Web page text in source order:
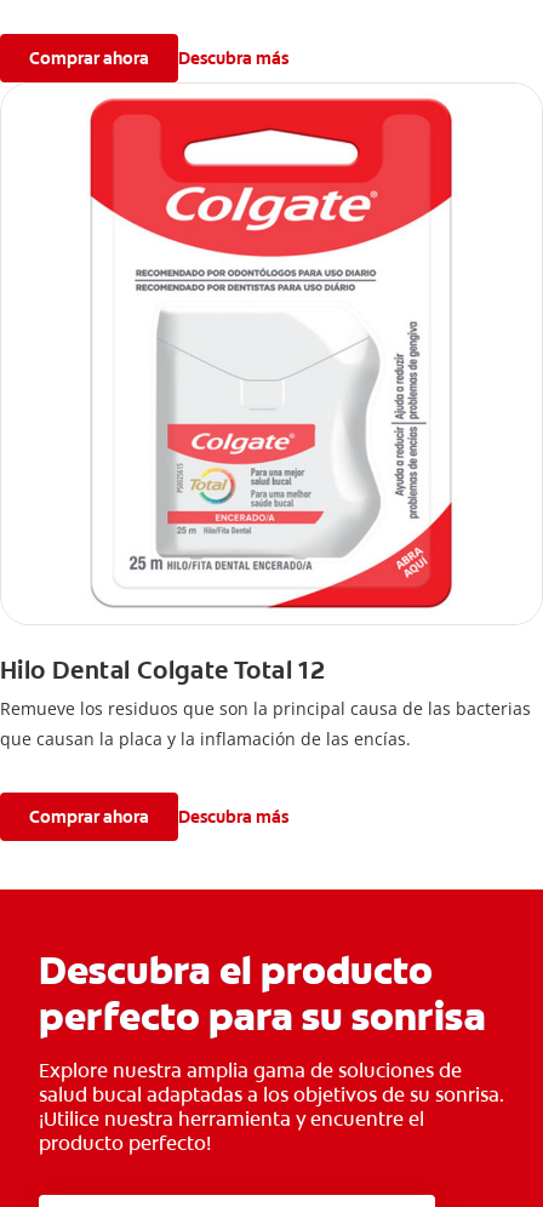
Comprar ahora Descubra más
Hilo Dental Colgate Total 12
Remueve los residuos que son la principal causa de las bacterias
que causan la placa y la inflamación de las encías.
Comprar ahora Descubra más
Descubra el producto
perfecto para su sonrisa
Explore nuestra amplia gama de soluciones de
salud bucal adaptadas a los objetivos de su sonrisa.
¡Utilice nuestra herramienta y encuentre el
producto perfecto!